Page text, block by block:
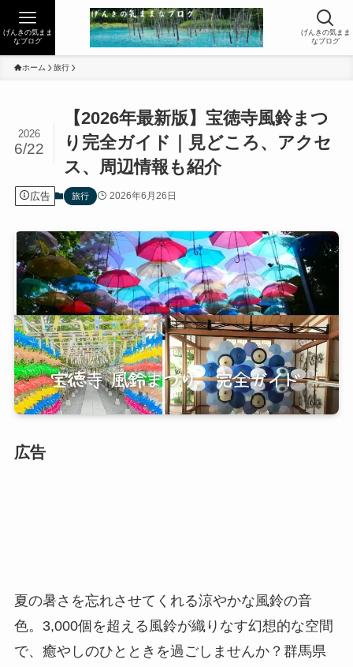
げんきの気まま
なブログ
げんきの気まま
なブログ
ホーム 旅行
【2026年最新版】宝徳寺風鈴まつ
り完全ガイド｜見どころ、アクセ
ス、周辺情報も紹介
2026
6/22
広告 旅行 2026年6月26日
広告
夏の暑さを忘れさせてくれる涼やかな風鈴の音
色。3,000個を超える風鈴が織りなす幻想的な空間
で、癒やしのひとときを過ごしませんか？群馬県